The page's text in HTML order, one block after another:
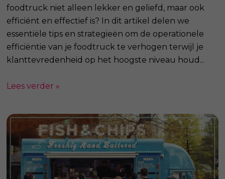
foodtruck niet alleen lekker en geliefd, maar ook
efficiënt en effectief is? In dit artikel delen we
essentiële tips en strategieën om de operationele
efficiëntie van je foodtruck te verhogen terwijl je
klanttevredenheid op het hoogste niveau houd...
Lees verder »